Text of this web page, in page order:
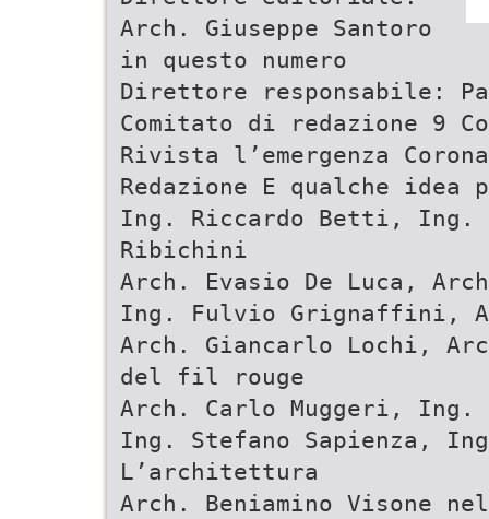
Arch. Giuseppe Santoro
in questo numero
Direttore responsabile:
Comitato di redazione 9
Rivista l’emergenza
Redazione E qualche
Ing. Riccardo Betti, Ing.
Ribichini
Arch. Evasio De Luca,
Ing. Fulvio Grignaffini,
Arch. Giancarlo Lochi,
del fil rouge
Arch. Carlo Muggeri, Ing.
Ing. Stefano Sapienza,
L’architettura
Arch. Beniamino Visone